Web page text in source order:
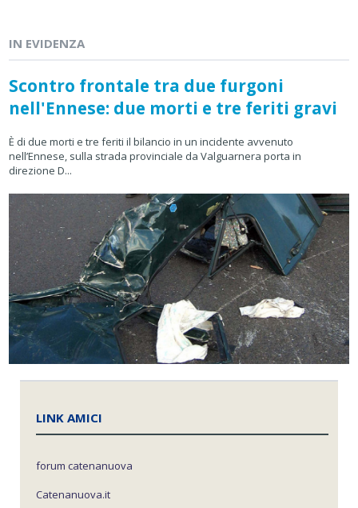
IN EVIDENZA
Scontro frontale tra due furgoni
nell'Ennese: due morti e tre feriti gravi
È di due morti e tre feriti il bilancio in un incidente avvenuto
nell’Ennese, sulla strada provinciale da Valguarnera porta in
direzione D...
LINK AMICI
forum catenanuova
Catenanuova.it